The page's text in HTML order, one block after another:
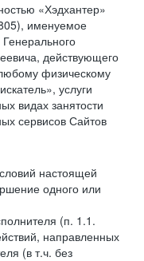
«Хэдхантер»
именуемое
действующего
физическому
услуги
видах занятости
сервисов Сайтов
настоящей
одного или
(п. 1.1.
направленных
(в т.ч. без